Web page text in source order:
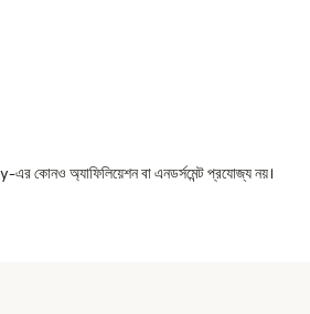
এর কোনও অ্যাফিলিয়েশন বা এনডর্সমেন্ট প্রযোজ্য নয়।